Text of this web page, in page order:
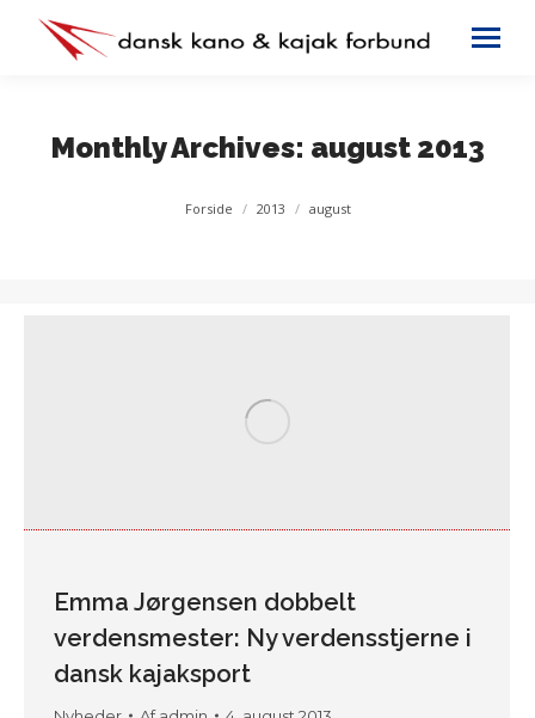
Monthly Archives: august 2013
You are here:
Forside 2013 august
Emma Jørgensen dobbelt
verdensmester: Ny verdensstjerne i
dansk kajaksport